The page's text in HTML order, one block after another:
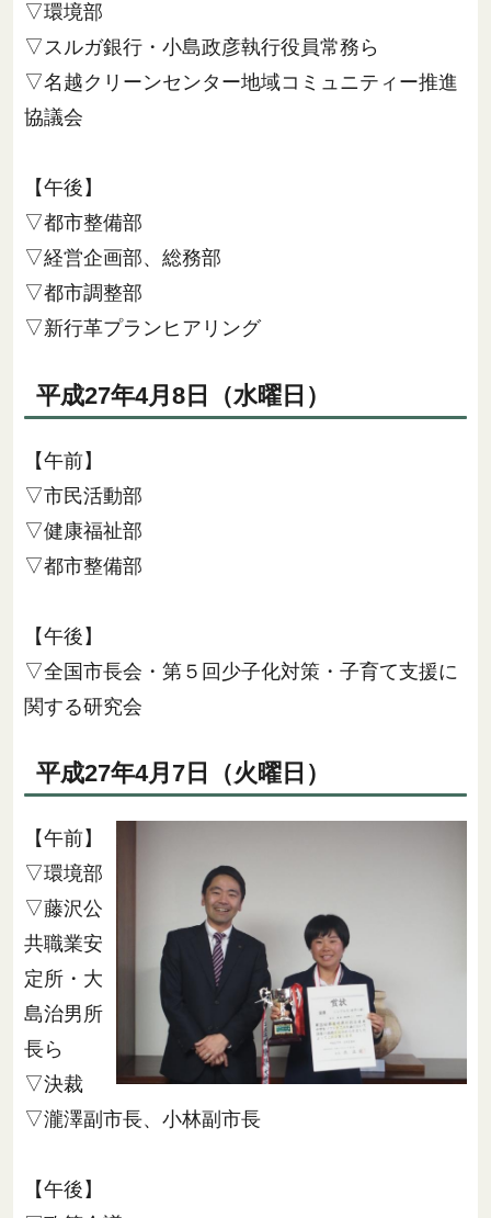
▽環境部
▽スルガ銀行・小島政彦執行役員常務ら
▽名越クリーンセンター地域コミュニティー推進
協議会
【午後】
▽都市整備部
▽経営企画部、総務部
▽都市調整部
▽新行革プランヒアリング
平成27年4月8日（水曜日）
【午前】
▽市民活動部
▽健康福祉部
▽都市整備部
【午後】
▽全国市長会・第５回少子化対策・子育て支援に
関する研究会
平成27年4月7日（火曜日）
【午前】
▽環境部
▽藤沢公
共職業安
定所・大
島治男所
長ら
▽決裁
▽瀧澤副市長、小林副市長
【午後】